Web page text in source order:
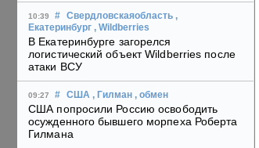
10:39 # Свердловскаяобласть ,
Екатеринбург , Wildberries
В Екатеринбурге загорелся
логистический объект Wildberries после
атаки ВСУ
09:27 # США , Гилман , обмен
США попросили Россию освободить
осужденного бывшего морпеха Роберта
Гилмана